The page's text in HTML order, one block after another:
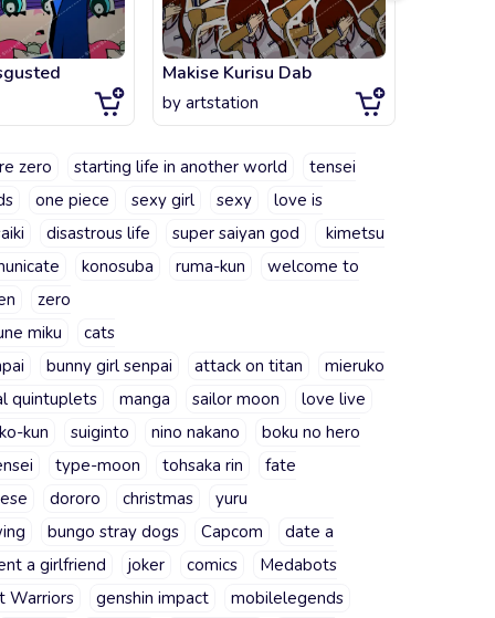
Makise Kurisu Dab
by artstation
re zero starting life in another world
tensei
one piece sexy girl sexy
love is
disastrous life super saiyan god
kimetsu
konosuba ruma-kun
welcome to
zero
miku
cats
bunny girl senpai attack on titan
mieruko
quintuplets manga sailor moon
love live
kun suiginto nino nakano
boku no hero
type-moon tohsaka rin
fate
dororo christmas
yuru
bungo stray dogs Capcom
date a
a girlfriend joker comics
Medabots
Warriors genshin impact
mobilelegends